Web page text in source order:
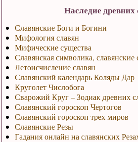
Наследие древних
Славянские Боги и Богини
Мифология славян
Мифические существа
Славянская символика, славянские
Летоисчисление славян
Славянский календарь Коляды Дар
Круголет Числобога
Сварожий Круг – Зодиак древних
Славянский гороскоп Чертогов
Славянский гороскоп трех миров
Славянские Резы
Гадания онлайн на славянских